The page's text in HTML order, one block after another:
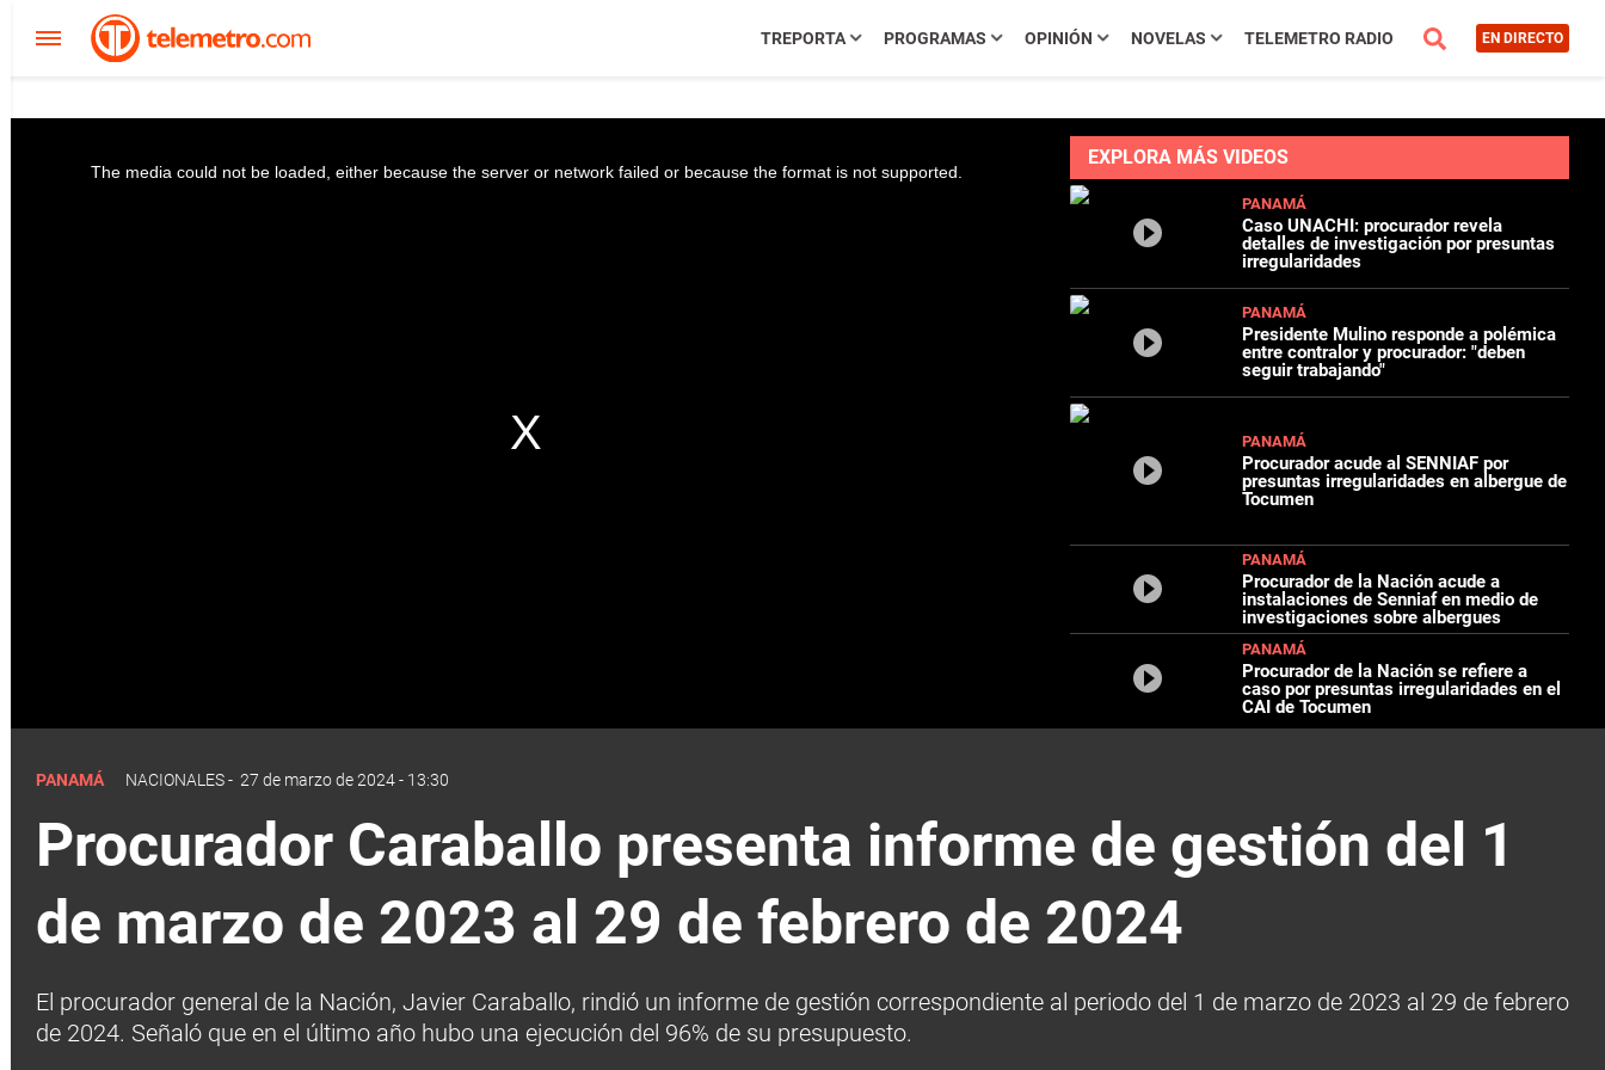
TREPORTA PROGRAMAS OPINIÓN NOVELAS TELEMETRO RADIO EN DIRECTO
The media could not be loaded, either because the server or network failed or because the format is not supported.
EXPLORA MÁS VIDEOS
PANAMÁ
Caso UNACHI: procurador revela
detalles de investigación por presuntas
irregularidades
PANAMÁ
Presidente Mulino responde a polémica
entre contralor y procurador: "deben
seguir trabajando"
PANAMÁ
Procurador acude al SENNIAF por
presuntas irregularidades en albergue de
Tocumen
PANAMÁ
Procurador de la Nación acude a
instalaciones de Senniaf en medio de
investigaciones sobre albergues
PANAMÁ
Procurador de la Nación se refiere a
caso por presuntas irregularidades en el
CAI de Tocumen
PANAMÁ NACIONALES- 27 de marzo de 2024 - 13:30
Procurador Caraballo presenta informe de gestión del 1
de marzo de 2023 al 29 de febrero de 2024
El procurador general de la Nación, Javier Caraballo, rindió un informe de gestión correspondiente al periodo del 1 de marzo de 2023 al 29 de febrero
de 2024. Señaló que en el último año hubo una ejecución del 96% de su presupuesto.